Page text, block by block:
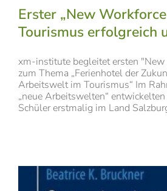
Erster „New
Tourismus erfolgreich
xm-institute begleitet ersten "New
zum Thema „Ferienhotel der
Arbeitswelt im Tourismus“ Im
„neue Arbeitswelten“
Schüler erstmalig im Land